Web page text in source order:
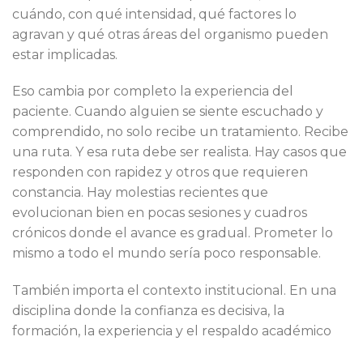
cuándo, con qué intensidad, qué factores lo
agravan y qué otras áreas del organismo pueden
estar implicadas.
Eso cambia por completo la experiencia del
paciente. Cuando alguien se siente escuchado y
comprendido, no solo recibe un tratamiento. Recibe
una ruta. Y esa ruta debe ser realista. Hay casos que
responden con rapidez y otros que requieren
constancia. Hay molestias recientes que
evolucionan bien en pocas sesiones y cuadros
crónicos donde el avance es gradual. Prometer lo
mismo a todo el mundo sería poco responsable.
También importa el contexto institucional. En una
disciplina donde la confianza es decisiva, la
formación, la experiencia y el respaldo académico